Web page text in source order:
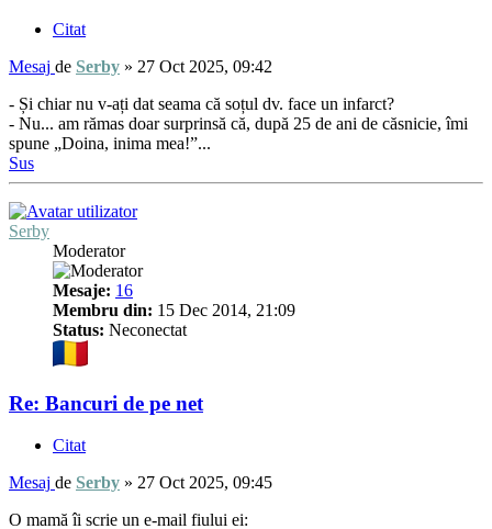
Citat
Mesaj de Serby » 27 Oct 2025, 09:42
- Și chiar nu v-ați dat seama că soțul dv. face un infarct?
- Nu... am rămas doar surprinsă că, după 25 de ani de căsnicie, îmi
spune „Doina, inima mea!”...
Sus
Serby
Moderator
Mesaje: 16
Membru din: 15 Dec 2014, 21:09
Status: Neconectat
Re: Bancuri de pe net
Citat
Mesaj de Serby » 27 Oct 2025, 09:45
O mamă îi scrie un e-mail fiului ei: